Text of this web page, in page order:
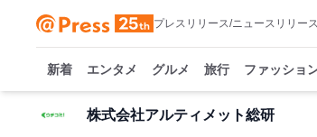
プレスリリース/ニュースリリー
新着 エンタメ グルメ 旅行 ファッショ
株式会社アルティメット総研